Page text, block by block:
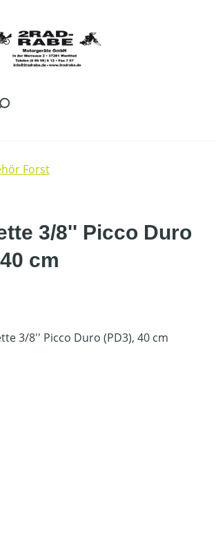
Forst
3/8'' Picco Duro
cm